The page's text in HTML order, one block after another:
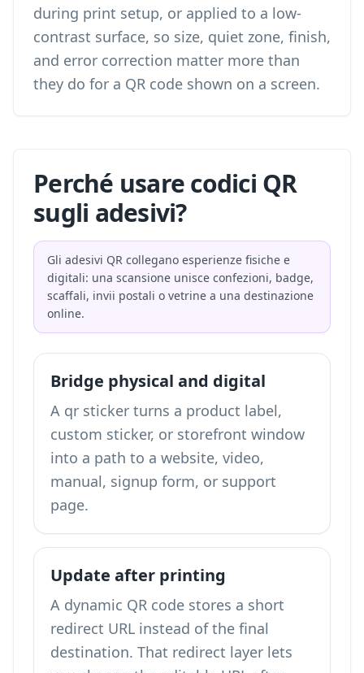
during print setup, or applied to a low-
contrast surface, so size, quiet zone, finish,
and error correction matter more than
they do for a QR code shown on a screen.
Perché usare codici QR
sugli adesivi?
Gli adesivi QR collegano esperienze fisiche e
digitali: una scansione unisce confezioni, badge,
scaffali, invii postali o vetrine a una destinazione
online.
Bridge physical and digital
A qr sticker turns a product label,
custom sticker, or storefront window
into a path to a website, video,
manual, signup form, or support
page.
Update after printing
A dynamic QR code stores a short
redirect URL instead of the final
destination. That redirect layer lets